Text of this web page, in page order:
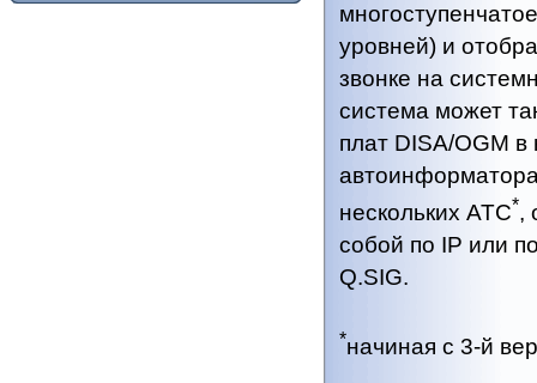
уровней) и
звонке на
система может
плат DISA/OGM в
нескольких АТС*,
собой по IP или
Q.SIG.
*начиная с 3-й